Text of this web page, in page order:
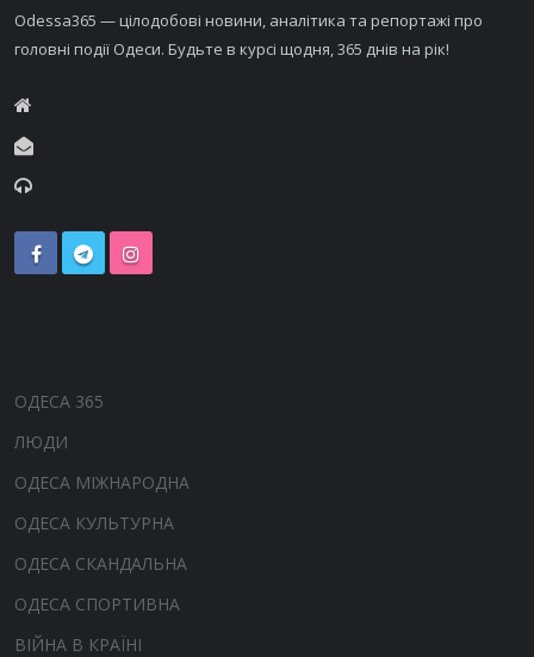
Odessa365 — цілодобові новини, аналітика та репортажі про
головні події Одеси. Будьте в курсі щодня, 365 днів на рік!
ОДЕСА 365
ЛЮДИ
ОДЕСА МІЖНАРОДНА
ОДЕСА КУЛЬТУРНА
ОДЕСА СКАНДАЛЬНА
ОДЕСА СПОРТИВНА
ВІЙНА В КРАЇНІ